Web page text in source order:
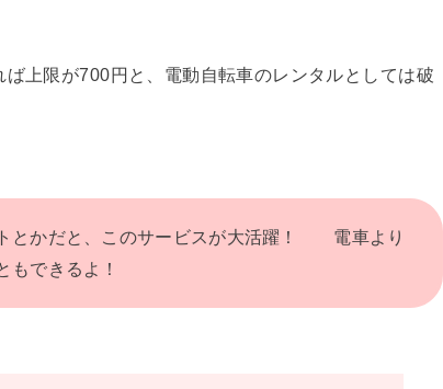
上限が700円と、電動自転車のレンタルとしては破
とかだと、このサービスが大活躍！ 電車より
もできるよ！